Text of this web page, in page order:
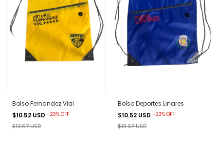
Bolso Fernandez Vial
$10.52 USD -23% OFF
$13.67 USD
Bolso Deportes Linares
$10.52 USD -23% OFF
$13.67 USD